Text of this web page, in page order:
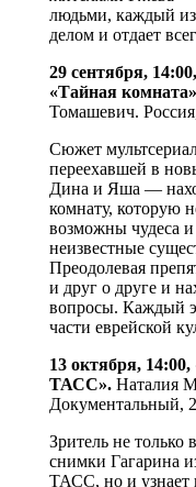
людьми, каждый
делом и отдает
29 сентября,
«Тайная
Томашевич.
Сюжет
переехавшей в
Дина и Яша —
комнату, которую
возможны чудеса
неизвестные
Преодолевая
и друг о друге и
вопросы. Каждый
части еврейской
13 октября,
ТАСС». Наталия
Документальный,
Зритель не
снимки Гагарина
ТАСС, но и узнает